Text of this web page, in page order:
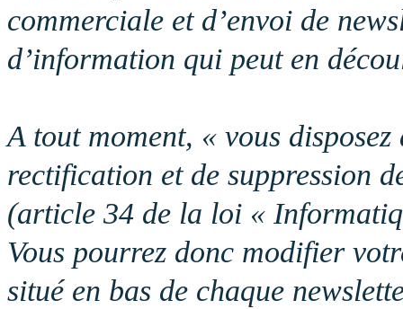
commerciale et d’envoi de
d’information qui peut en
A tout moment, « vous
rectification et de suppression
(article 34 de la loi «
Vous pourrez donc modifier
situé en bas de chaque